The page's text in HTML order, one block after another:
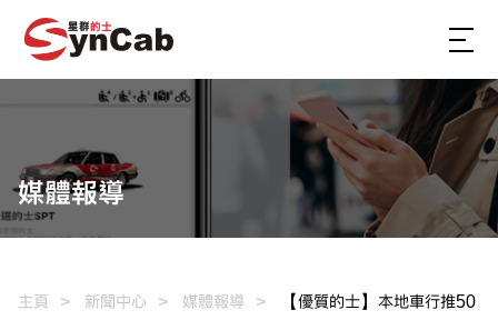
媒體報導
主頁 新聞中心 媒體報導 【優質的士】本地車行推50